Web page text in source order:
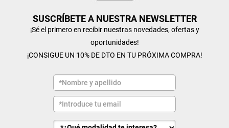
SUSCRÍBETE A NUESTRA NEWSLETTER
¡Sé el primero en recibir nuestras novedades, ofertas y
oportunidades!
¡CONSIGUE UN 10% DE DTO EN TU PRÓXIMA COMPRA!